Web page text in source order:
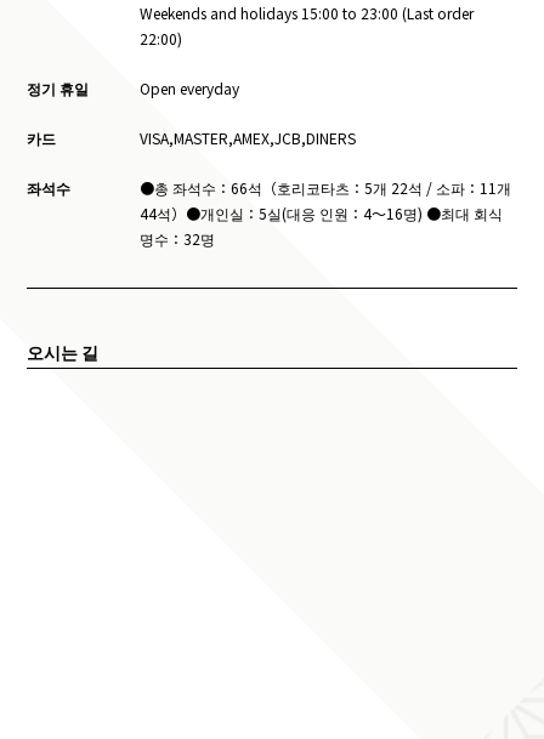
오시는 길
Weekends and holidays 15:00 to 23:00 (Last order
22:00)
정기 휴일 Open everyday
카드 VISA,MASTER,AMEX,JCB,DINERS
좌석수
●총 좌석수：66석（호리코타츠：5개 22석 / 소파：11개
44석）●개인실：5실(대응 인원：4〜16명) ●최대 회식
명수：32명